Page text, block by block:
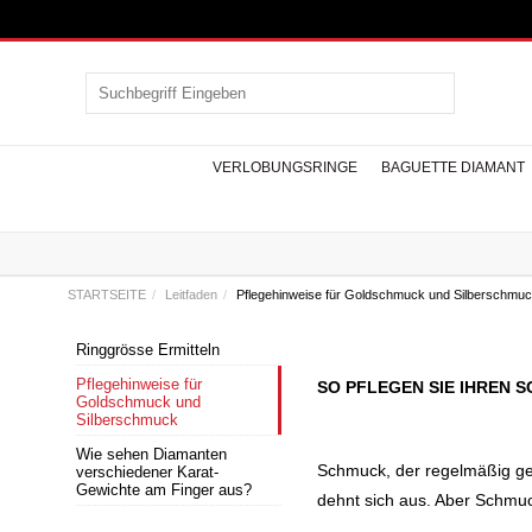
VERLOBUNGSRINGE
Seitenstein
Verlobungsringe
BAGUETTE DIAMANT
Baguette Diamant
Ringe
Edelstein Ringe
ANDERE EDELSTEIN RINGE
ANDERE
Design Diamantringe
Ohrstecker
Tragus
Solitär Halsketten
Kreuzanhänger
Design Armbänder
Herren Armbänder
STARTSEITE Leitfaden Pflegehinweise für Goldschmuck und
Ringgrösse Ermitteln
Pflegehinweise für
Goldschmuck und
Silberschmuck
Wie sehen Diamanten
verschiedener Karat-
Gewichte am Finger aus?
SO PFLEGEN SIE IHREN
Schmuck, der regelmäßig
dehnt sich aus. Aber